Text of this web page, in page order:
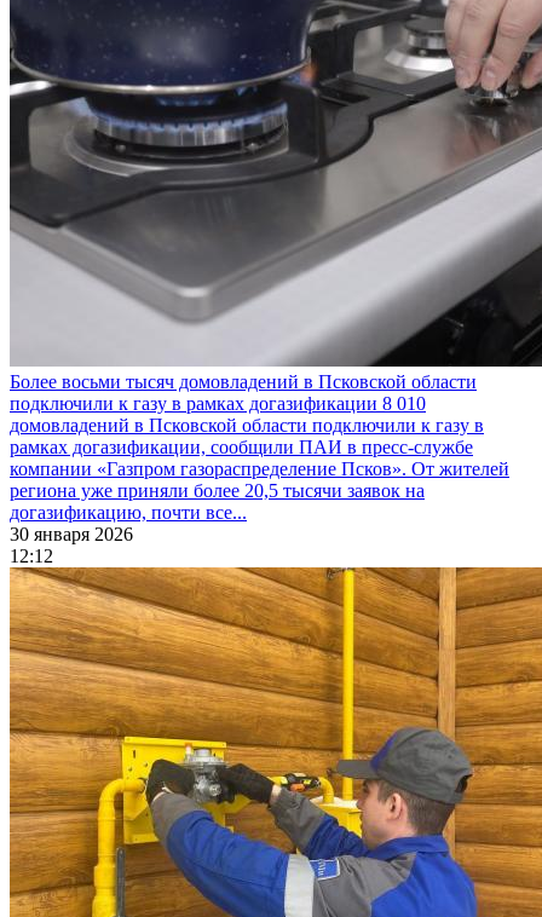
Более восьми тысяч домовладений в Псковской области
подключили к газу в рамках догазификации 8 010
домовладений в Псковской области подключили к газу в
рамках догазификации, сообщили ПАИ в пресс-службе
компании «Газпром газораспределение Псков». От жителей
региона уже приняли более 20,5 тысячи заявок на
догазификацию, почти все...
30 января 2026
12:12